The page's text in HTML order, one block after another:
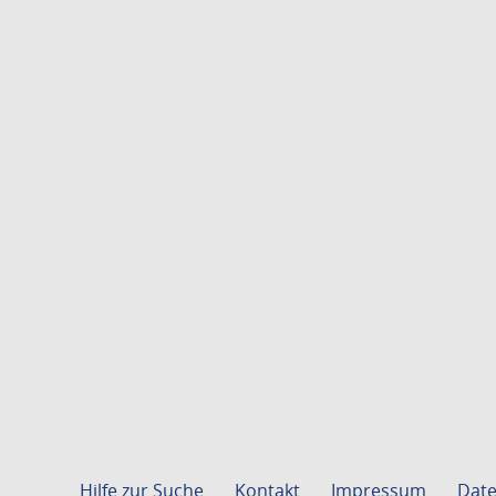
Hilfe zur Suche Kontakt Impressum